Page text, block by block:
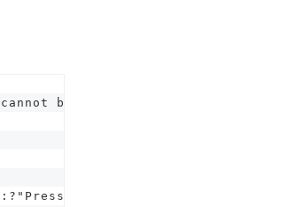
be entered.":BEEP:WAIT100:RUN
any key to